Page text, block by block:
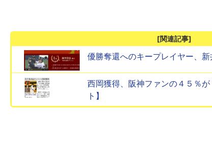
[関連記事]
優勝奪還へのキープレイヤー、新
西岡獲得、阪神ファンの４５％
ト】